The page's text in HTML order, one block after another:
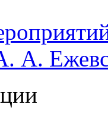
А.